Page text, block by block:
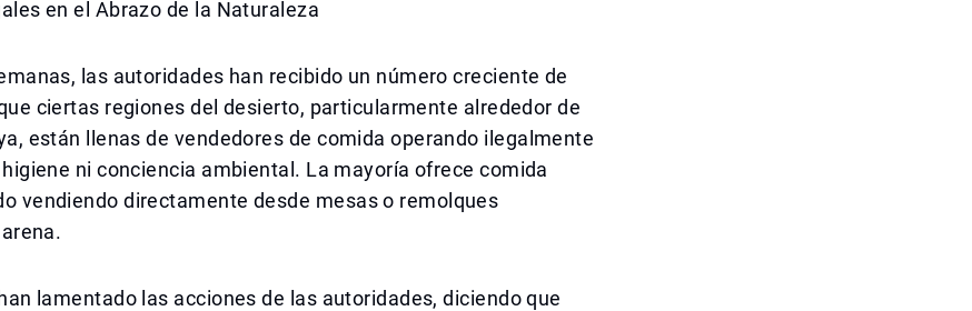
en el Abrazo de la Naturaleza
las autoridades han recibido un número creciente de
ciertas regiones del desierto, particularmente alrededor de
están llenas de vendedores de comida operando ilegalmente
ni conciencia ambiental. La mayoría ofrece comida
vendiendo directamente desde mesas o remolques
lamentado las acciones de las autoridades, diciendo que